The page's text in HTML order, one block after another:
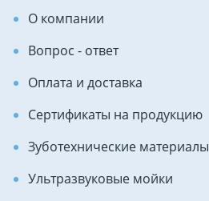
О компании
Вопрос - ответ
Оплата и доставка
Сертификаты на продукцию
Зуботехнические материалы
Ультразвуковые мойки